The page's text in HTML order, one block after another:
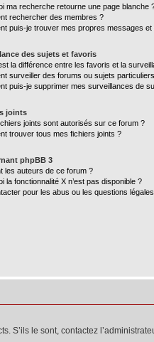
ma recherche retourne une page blanche
rechercher des membres ?
puis-je trouver mes propres messages et
des sujets et favoris
la différence entre les favoris et la
surveiller des forums ou sujets
puis-je supprimer mes surveillances de
joints
joints sont autorisés sur ce forum ?
trouver tous mes fichiers joints ?
phpBB 3
les auteurs de ce forum ?
la fonctionnalité X n’est pas disponible ?
pour les abus ou les questions
le sont, contactez